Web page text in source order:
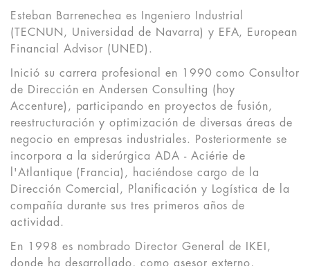
Esteban Barrenechea es Ingeniero Industrial
(TECNUN, Universidad de Navarra) y EFA, European
Financial Advisor (UNED).
Inició su carrera profesional en 1990 como Consultor
de Dirección en Andersen Consulting (hoy
Accenture), participando en proyectos de fusión,
reestructuración y optimización de diversas áreas de
negocio en empresas industriales. Posteriormente se
incorpora a la siderúrgica ADA - Aciérie de
l'Atlantique (Francia), haciéndose cargo de la
Dirección Comercial, Planificación y Logística de la
compañía durante sus tres primeros años de
actividad.
En 1998 es nombrado Director General de IKEI,
donde ha desarrollado, como asesor externo,